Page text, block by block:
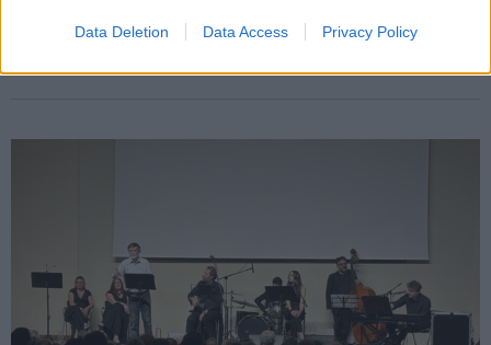
Data Deletion Data Access Privacy Policy
varesina”